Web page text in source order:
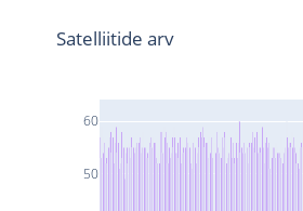
50
60
Satelliitide arv